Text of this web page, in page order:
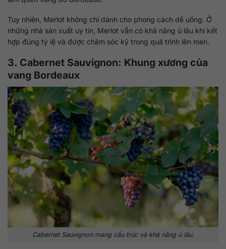
Tuy nhiên, Merlot không chỉ dành cho phong cách dễ uống. Ở
những nhà sản xuất uy tín, Merlot vẫn có khả năng ủ lâu khi kết
hợp đúng tỷ lệ và được chăm sóc kỹ trong quá trình lên men.
3. Cabernet Sauvignon: Khung xương của
vang Bordeaux
Cabernet Sauvignon mang cấu trúc và khả năng ủ lâu.